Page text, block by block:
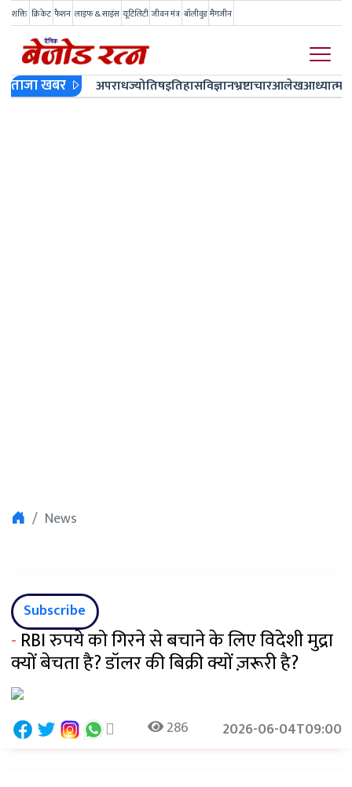
शक्ति क्रिकेट फैशन लाइफ & साइंस यूटिलिटी जीवन मंत्र बॉलीवुड मैगजीन
ताजा खबर अपराधज्योतिषइतिहासविज्ञानभ्रष्टाचारआलेखआध्यात्म
News
Subscribe
- RBI रुपये को गिरने से बचाने के लिए विदेशी मुद्रा
क्यों बेचता है? डॉलर की बिक्री क्यों ज़रूरी है?
286 2026-06-04T09:00